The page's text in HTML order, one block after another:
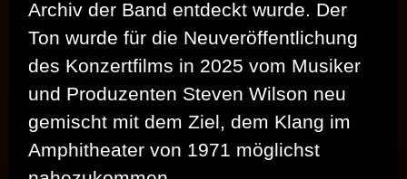
Archiv der Band entdeckt wurde. Der
Ton wurde für die Neuveröffentlichung
des Konzertfilms in 2025 vom Musiker
und Produzenten Steven Wilson neu
gemischt mit dem Ziel, dem Klang im
Amphitheater von 1971 möglichst